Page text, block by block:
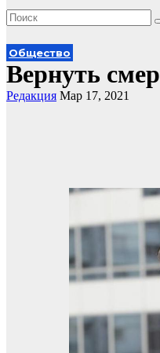
Общество
Вернуть
Редакция Мар 17, 2021